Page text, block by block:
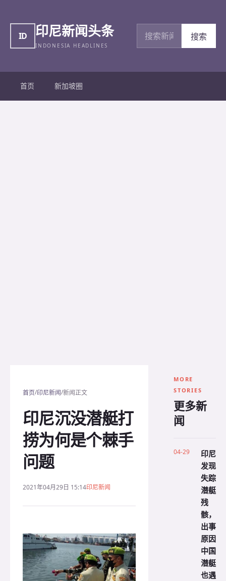
ID 印尼新闻头条
INDONESIA HEADLINES
搜索新闻
搜索
首页 新加坡圈
首页/印尼新闻/新闻正文
印尼沉没潜艇打
捞为何是个棘手
问题
2021年04月29日 15:14印尼新闻
MORE
STORIES
更多新
闻
04-29
印尼
发现
失踪
潜艇
残
骸，
出事
原因
中国
潜艇
也遇